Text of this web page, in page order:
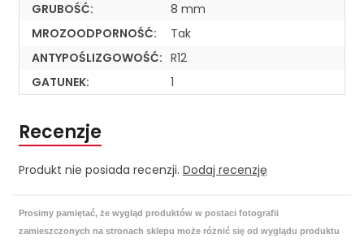
GRUBOŚĆ:
8 mm
MROZOODPORNOŚĆ:
Tak
ANTYPOŚLIZGOWOŚĆ: R12
GATUNEK:
1
Recenzje
Produkt nie posiada recenzji. Dodaj recenzję
Prosimy pamiętać, że wygląd produktów w postaci fotografii
zamieszczonych na stronach sklepu może różnić się od wyglądu produktu